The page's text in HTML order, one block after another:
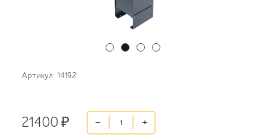
Артикул: 14192
21400 ₽